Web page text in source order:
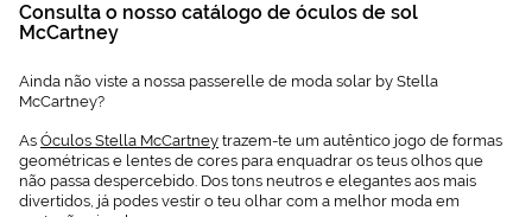
Consulta o nosso catálogo de óculos de sol
McCartney
Ainda não viste a nossa passerelle de moda solar by Stella
McCartney?
As Óculos Stella McCartney trazem-te um autêntico jogo de formas
geométricas e lentes de cores para enquadrar os teus olhos que
não passa despercebido. Dos tons neutros e elegantes aos mais
divertidos, já podes vestir o teu olhar com a melhor moda em